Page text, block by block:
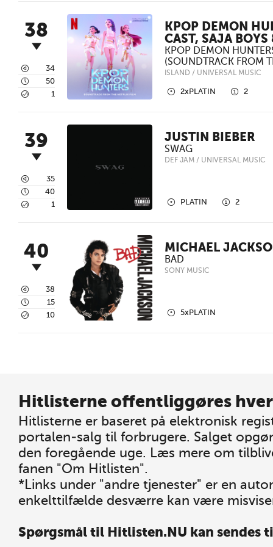
38
3 34
4 50
5 1
KPOP DEMON
CAST, SAJA BOYS
KPOP DEMON
(SOUNDTRACK FROM
ISLAND / UNIVERSAL MUSIC
2 2xPLATIN 1 2
39
3 35
4 40
5 1
JUSTIN BIEBER
SWAG
DEF JAM / UNIVERSAL MUSIC
2 PLATIN 1 2
40
3 38
4 15
5 10
MICHAEL
BAD
SONY MUSIC
2 5xPLATIN
Hitlisterne offentliggøres
Hitlisterne er baseret på elektronisk
portalen-salg til forbrugere. Salget
den foregående uge. Læs mere om
fanen "Om Hitlisten".
*Links under "andre tjenester" er en
enkelttilfælde desværre kan være
Spørgsmål til Hitlisten.NU kan sendes